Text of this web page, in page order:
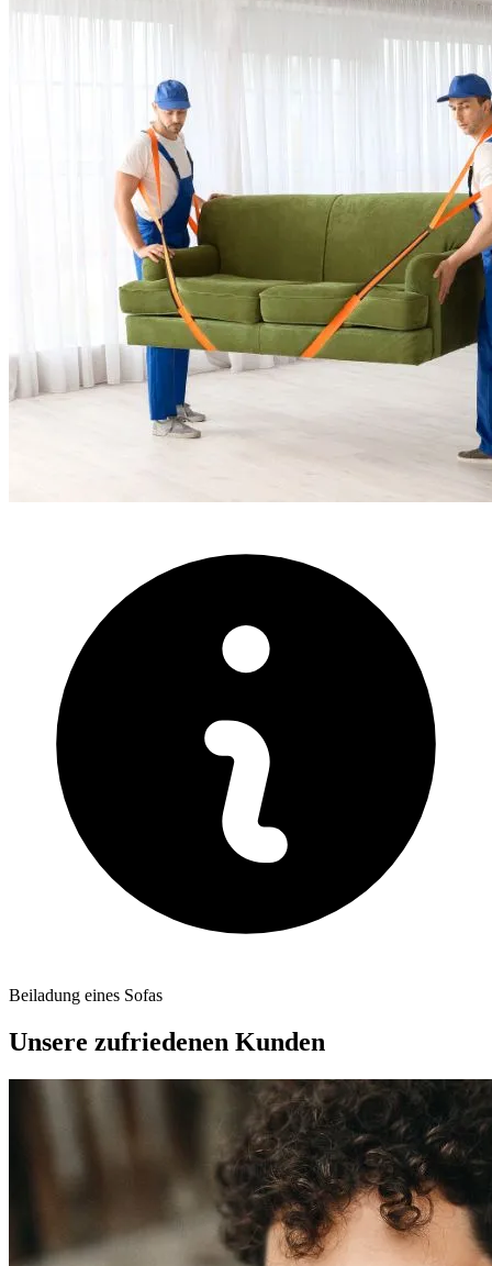
Beiladung eines Sofas
Unsere zufriedenen Kunden